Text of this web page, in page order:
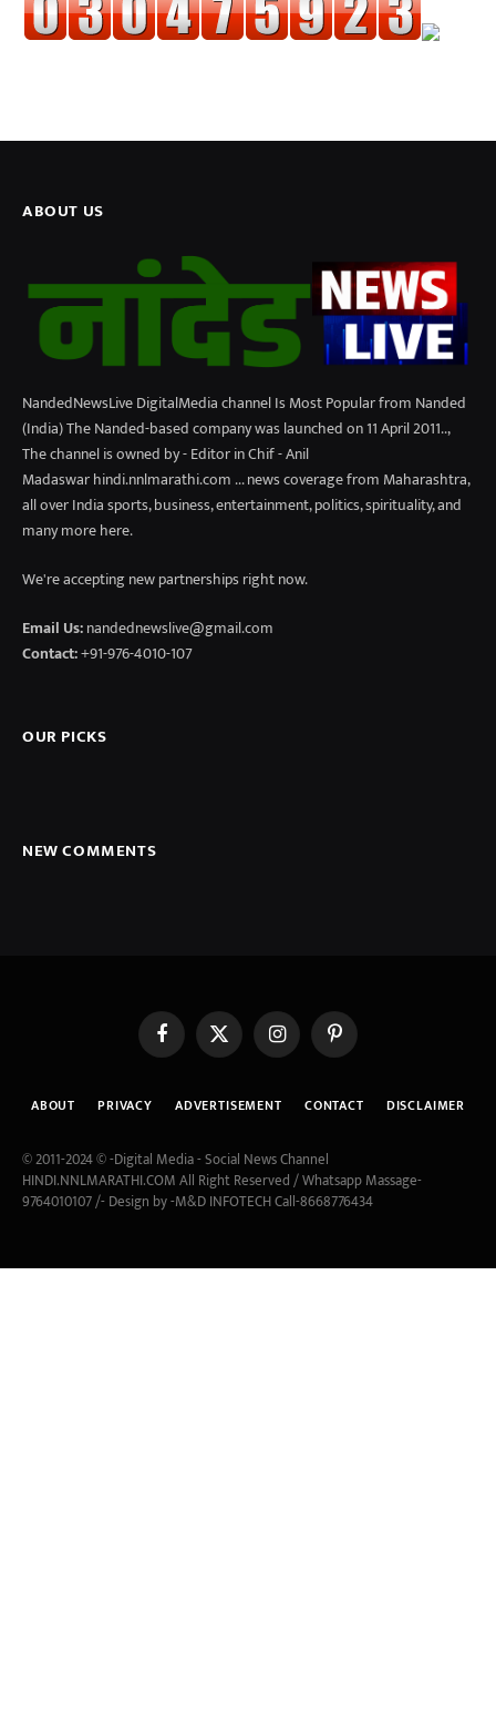
ABOUT US
NandedNewsLive DigitalMedia channel Is Most Popular from Nanded
(India) The Nanded-based company was launched on 11 April 2011..,
The channel is owned by - Editor in Chif - Anil
Madaswar hindi.nnlmarathi.com ... news coverage from Maharashtra,
all over India sports, business, entertainment, politics, spirituality, and
many more here.
We're accepting new partnerships right now.
Email Us:nandednewslive@gmail.com
Contact:+91-976-4010-107
OUR PICKS
NEW COMMENTS
FacebookX
(Twitter)
InstagramPinterest
ABOUT PRIVACY ADVERTISEMENT CONTACT DISCLAIMER
© 2011-2024 © -Digital Media - Social News Channel
HINDI.NNLMARATHI.COM All Right Reserved / Whatsapp Massage-
9764010107 /- Design by -M&D INFOTECH Call-8668776434